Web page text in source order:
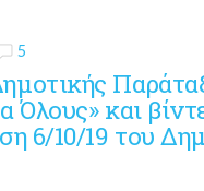
5
Όλους» και
6/10/19 του